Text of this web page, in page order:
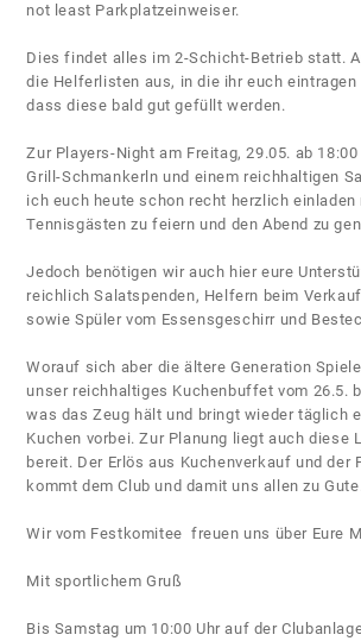
not least Parkplatzeinweiser.
Dies findet alles im 2-Schicht-Betrieb statt.
die Helferlisten aus, in die ihr euch
dass diese bald gut gefüllt werden.
Zur Players-Night am Freitag, 29.05. ab
Grill-Schmankerln und einem reichhaltigen
ich euch heute schon recht herzlich einladen
Tennisgästen zu feiern und den Abend zu
Jedoch benötigen wir auch hier eure
reichlich Salatspenden, Helfern beim
sowie Spüler vom Essensgeschirr und
Worauf sich aber die ältere Generation
unser reichhaltiges Kuchenbuffet vom 26.5.
was das Zeug hält und bringt wieder täglich
Kuchen vorbei. Zur Planung liegt auch diese
bereit. Der Erlös aus Kuchenverkauf und der
kommt dem Club und damit uns allen zu Gute.
Wir vom Festkomitee freuen uns über Eure
Mit sportlichem Gruß
Bis Samstag um 10:00 Uhr auf der